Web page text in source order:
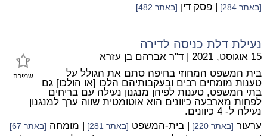
[באתר 284] | פסק דין [באתר 482]
נעילת דלת כניסה לדירה
שמירה
15 אוגוסט, 2021 | ד"ר אברהם בן עזרא
בית המשפט המחוזי בחיפה סתם את הגולל על
טענות מומחים רבים ובעקבותיהם הלכו [או הולכו] גם
בתי המשפט, טענות לפיהן מנגנון נעילה עם בריחים
לפחות מארבעה כיוונים הוא אוטומטית שווה ערך למנגנון
נעילה ל- 4 כיוונים.
ערעור [באתר 220] | בית-המשפט [באתר 281] | מומחה [באתר 67]